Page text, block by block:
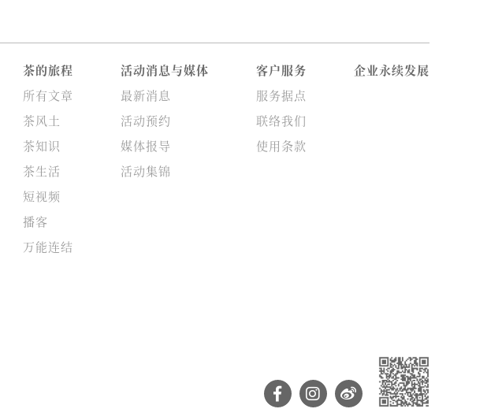
茶的旅程
所有文章
茶风土
茶知识
茶生活
短视频
播客
万能连结
活动消息与媒体
最新消息
活动预约
媒体报导
活动集锦
客户服务
服务据点
联络我们
使用条款
企业永续发展